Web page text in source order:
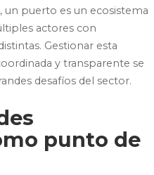
un puerto es un ecosistema
actores con
Gestionar esta
y transparente se
desafíos del sector.
punto de